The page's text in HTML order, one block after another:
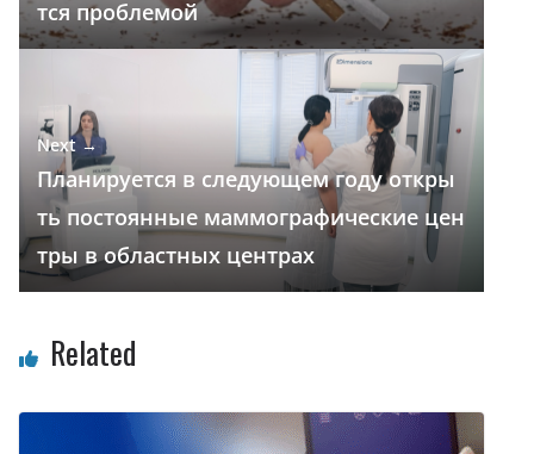
ь
тся проблемой
Next →
Планируется в следующем году откры
ть постоянные маммографические цен
тры в областных центрах
Related